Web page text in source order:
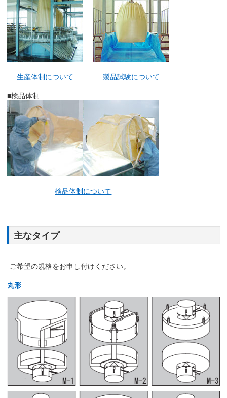
生産体制について 製品試験について
■検品体制
検品体制について
主なタイプ
ご希望の規格をお申し付けください。
丸形